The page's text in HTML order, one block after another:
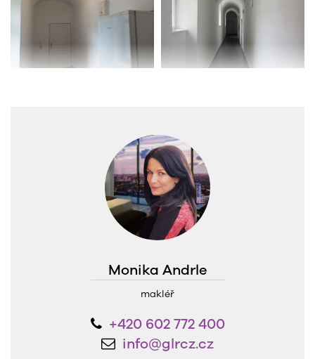
Monika Andrle
makléř
+420 602 772 400
info@glrcz.cz